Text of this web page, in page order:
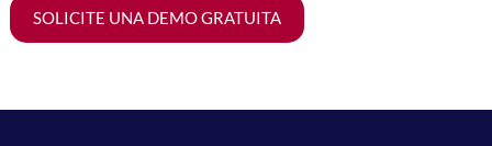
SOLICITE UNA DEMO GRATUITA